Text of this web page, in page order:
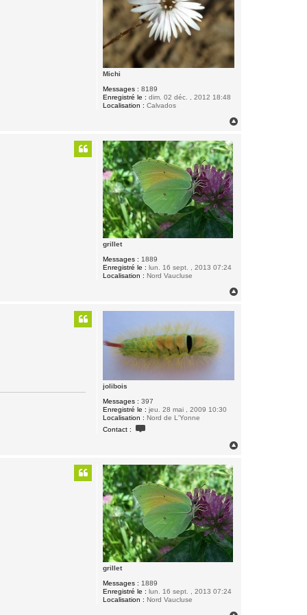
Michi
Messages : 8189
Enregistré le : dim. 02 déc. , 2012 18:48
Localisation : Calvados
grillet
Messages : 1889
Enregistré le : lun. 16 sept. , 2013 07:24
Localisation : Nord Vaucluse
jolibois
Messages : 397
Enregistré le : jeu. 28 mai , 2009 10:30
Localisation : Nord de L'Yonne
Contact :
c
t
e
j
o
l
b
o
i
s
grillet
Messages : 1889
Enregistré le : lun. 16 sept. , 2013 07:24
Localisation : Nord Vaucluse